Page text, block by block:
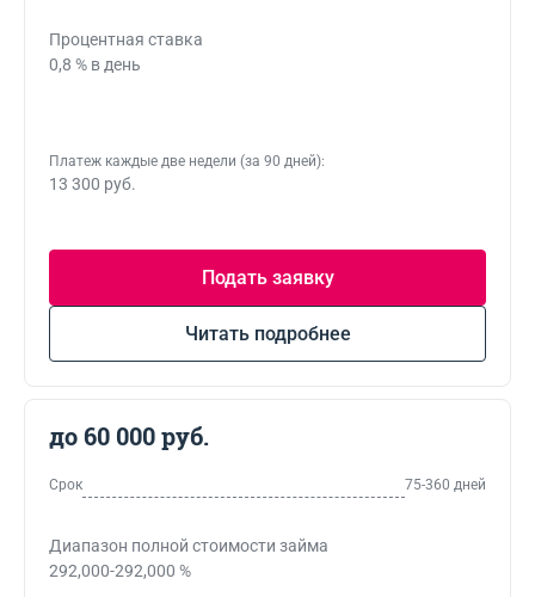
Процентная ставка
0,8 % в день
Платеж каждые две недели (за 90 дней):
13 300 руб.
Подать заявку
Читать подробнее
до 60 000 руб.
Срок 75-360 дней
Диапазон полной стоимости займа
292,000-292,000 %